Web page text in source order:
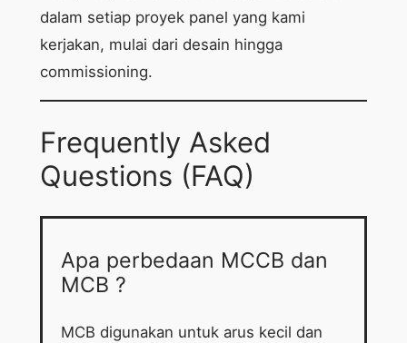
dalam setiap proyek panel yang kami
kerjakan, mulai dari desain hingga
commissioning.
Frequently Asked
Questions (FAQ)
Apa perbedaan MCCB dan
MCB ?
MCB digunakan untuk arus kecil dan